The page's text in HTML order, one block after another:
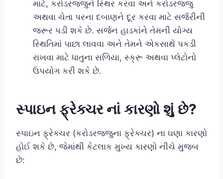
માટે, કરોડરજ્જુને સ્થિર કરવા અને કરોડરજ્જુ
અથવા ચેતા પરના દબાણને દૂર કરવા માટે સર્જરીની
જરૂર પડી શકે છે. સર્જન હાડકાંને તેમની યોગ્ય
સ્થિતિમાં પાછા લાવવા અને તેમને એકસાથે પકડી
રાખવા માટે ધાતુના સળિયા, સ્ક્રૂ અથવા પ્લેટોનો
ઉપયોગ કરી શકે છે.
સ્પાઇન ફ્રેક્ચર નાં કારણો શું છે?
સ્પાઇન ફ્રેક્ચર (કરોડરજ્જુના ફ્રેક્ચર) ના ઘણા કારણો
હોઈ શકે છે, જેમાંથી કેટલાક મુખ્ય કારણો નીચે મુજબ
છે: